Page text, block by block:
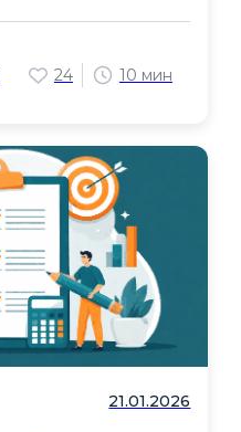
24 10 мин
21.01.2026